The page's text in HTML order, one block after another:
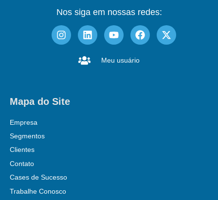
Nos siga em nossas redes:
Meu usuário
Mapa do Site
Empresa
Segmentos
Clientes
Contato
Cases de Sucesso
Trabalhe Conosco